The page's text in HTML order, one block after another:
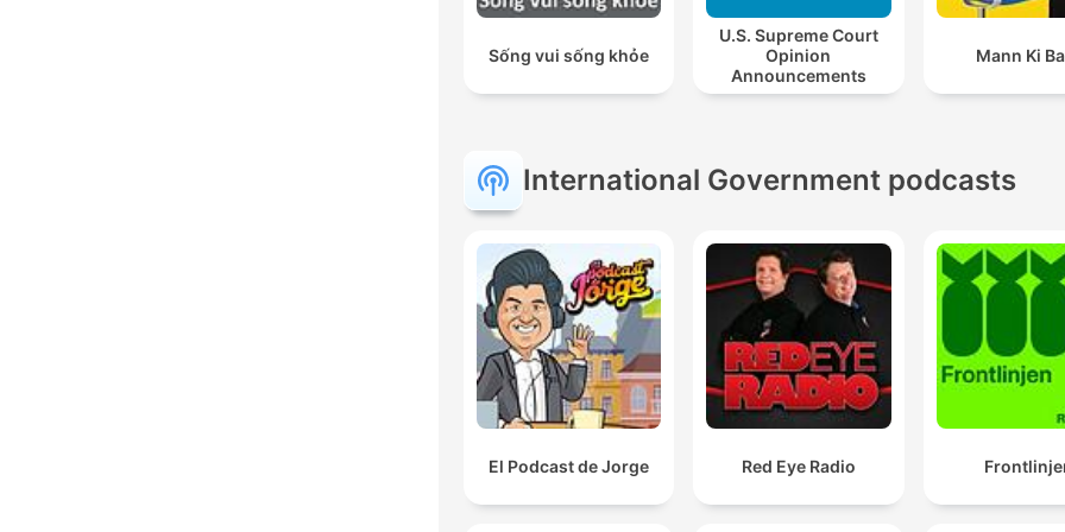
Sống vui sống khỏe
U.S. Supreme Court
Opinion
Announcements
Mann Ki
International Government podcasts
El Podcast de Jorge Red Eye Radio